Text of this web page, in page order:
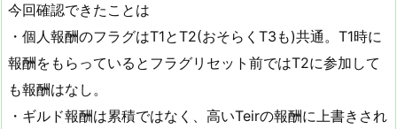
今回確認できたことは
・個人報酬のフラグはT1とT2(おそらくT3も)共通。T1時に
報酬をもらっているとフラグリセット前ではT2に参加して
も報酬はなし。
・ギルド報酬は累積ではなく、高いTeirの報酬に上書きされ